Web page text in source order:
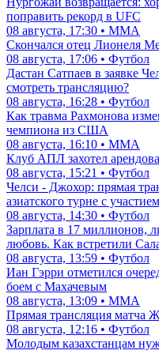
поправить рекорд в UFC
08 августа, 17:30 • ММА
Скончался отец Лионеля
08 августа, 17:06 • Футбол
Дастан Сатпаев в заявке
смотреть трансляцию?
08 августа, 16:28 • Футбол
Как травма Рахмонова
чемпиона из США
08 августа, 16:10 • ММА
Клуб АПЛ захотел
08 августа, 15:21 • Футбол
Челси - Джохор: прямая
азиатского турне с
08 августа, 14:30 • Футбол
Зарплата в 17 миллионов,
любовь. Как встретили
08 августа, 13:59 • Футбол
Иан Гэрри отметился
боем с Махачевым
08 августа, 13:09 • ММА
Прямая трансляция матча
08 августа, 12:16 • Футбол
Молодым казахстанцам